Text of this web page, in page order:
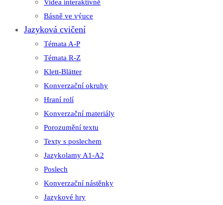
Videa interaktivně
Básně ve výuce
Jazyková cvičení
Témata A-P
Témata R-Z
Klett-Blätter
Konverzační okruhy
Hraní rolí
Konverzační materiály
Porozumění textu
Texty s poslechem
Jazykolamy A1-A2
Poslech
Konverzační nástěnky
Jazykové hry